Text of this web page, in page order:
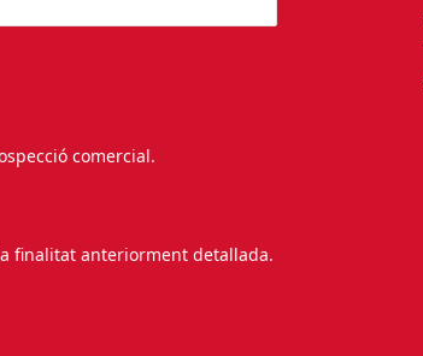
comercial.
finalitat anteriorment detallada.